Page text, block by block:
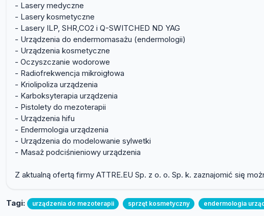
- Lasery medyczne
- Lasery kosmetyczne
- Lasery ILP, SHR,CO2 i Q-SWITCHED ND YAG
- Urządzenia do endermomasażu (endermologii)
- Urządzenia kosmetyczne
- Oczyszczanie wodorowe
- Radiofrekwencja mikroigłowa
- Kriolipoliza urządzenia
- Karboksyterapia urządzenia
- Pistolety do mezoterapii
- Urządzenia hifu
- Endermologia urządzenia
- Urządzenia do modelowanie sylwetki
- Masaż podciśnieniowy urządzenia
Z aktualną ofertą firmy ATTRE.EU Sp. z o. o. Sp. k. zaznajomić się
Tagi: urządzenia do mezoterapii sprzęt kosmetyczny endermologia